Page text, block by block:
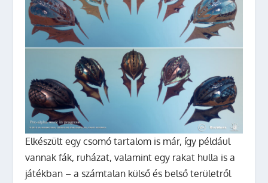
Elkészült egy csomó tartalom is már, így például
vannak fák, ruházat, valamint egy rakat hulla is a
játékban – a számtalan külső és belső területről